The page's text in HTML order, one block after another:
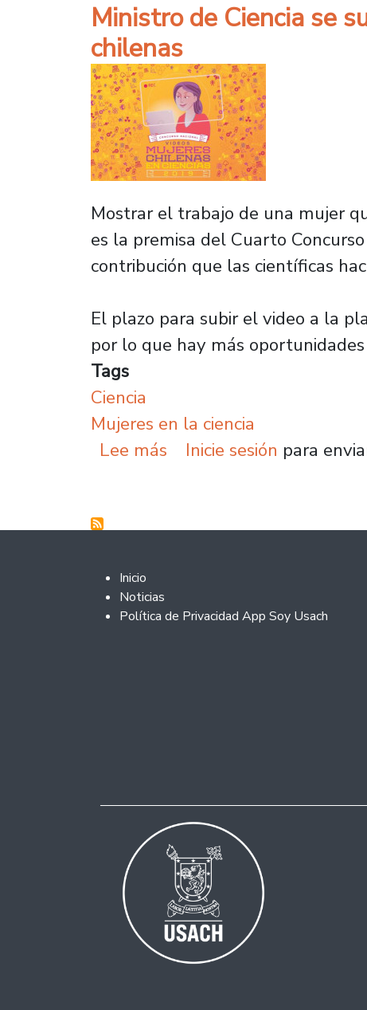
Ministro de Ciencia se
chilenas
Mostrar el trabajo de una mujer
es la premisa del Cuarto
contribución que las científicas
El plazo para subir el video a la
por lo que hay más
Tags
Ciencia
Mujeres en la ciencia
Lee más sobre Ministro de
Inicie sesión para
Footer 2
Inicio
Noticias
Política de Privacidad App Soy Usach